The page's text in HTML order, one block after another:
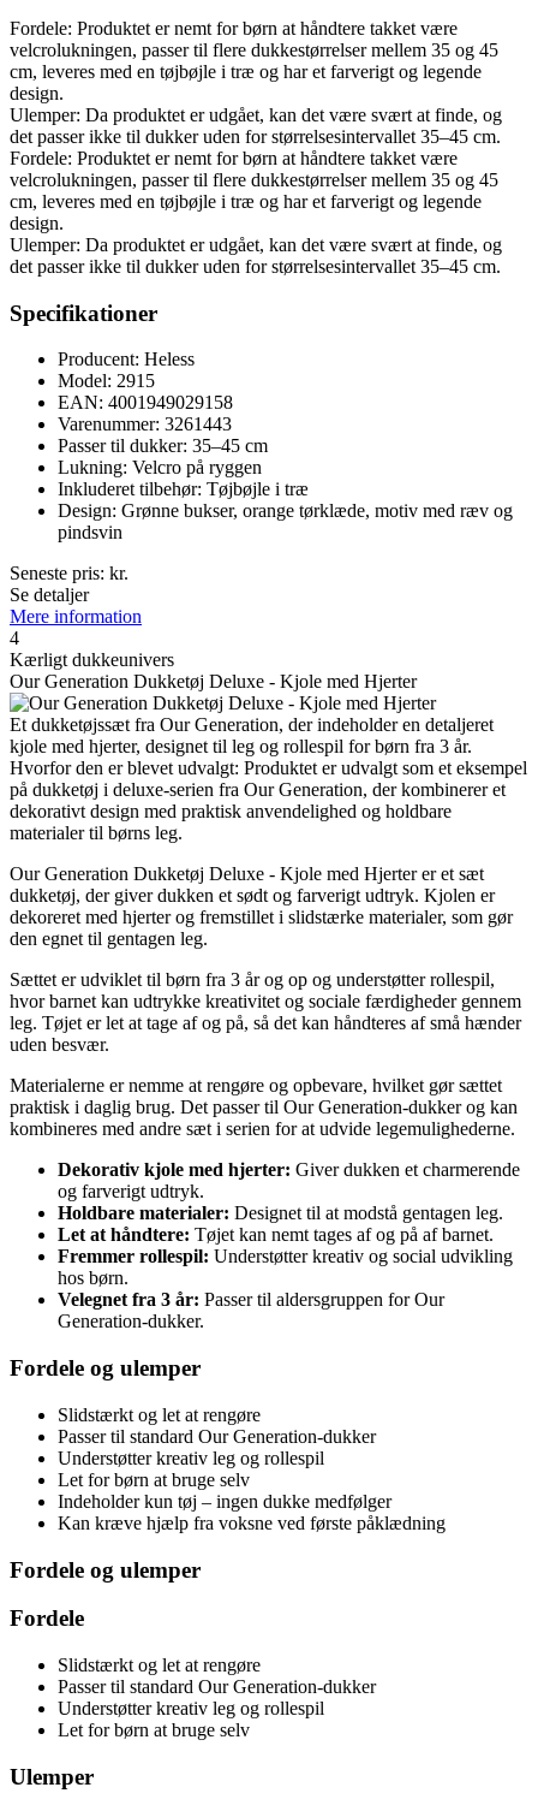
Fordele: Produktet er nemt for børn at håndtere takket være
velcrolukningen, passer til flere dukkestørrelser mellem 35 og 45
cm, leveres med en tøjbøjle i træ og har et farverigt og legende
design.
Ulemper: Da produktet er udgået, kan det være svært at finde, og
det passer ikke til dukker uden for størrelsesintervallet 35–45 cm.
Fordele: Produktet er nemt for børn at håndtere takket være
velcrolukningen, passer til flere dukkestørrelser mellem 35 og 45
cm, leveres med en tøjbøjle i træ og har et farverigt og legende
design.
Ulemper: Da produktet er udgået, kan det være svært at finde, og
det passer ikke til dukker uden for størrelsesintervallet 35–45 cm.
Specifikationer
Producent: Heless
Model: 2915
EAN: 4001949029158
Varenummer: 3261443
Passer til dukker: 35–45 cm
Lukning: Velcro på ryggen
Inkluderet tilbehør: Tøjbøjle i træ
Design: Grønne bukser, orange tørklæde, motiv med ræv og
pindsvin
Seneste pris: kr.
Se detaljer
Mere information
4
Kærligt dukkeunivers
Our Generation Dukketøj Deluxe - Kjole med Hjerter
Et dukketøjssæt fra Our Generation, der indeholder en detaljeret
kjole med hjerter, designet til leg og rollespil for børn fra 3 år.
Hvorfor den er blevet udvalgt: Produktet er udvalgt som et eksempel
på dukketøj i deluxe-serien fra Our Generation, der kombinerer et
dekorativt design med praktisk anvendelighed og holdbare
materialer til børns leg.
Our Generation Dukketøj Deluxe - Kjole med Hjerter er et sæt
dukketøj, der giver dukken et sødt og farverigt udtryk. Kjolen er
dekoreret med hjerter og fremstillet i slidstærke materialer, som gør
den egnet til gentagen leg.
Sættet er udviklet til børn fra 3 år og op og understøtter rollespil,
hvor barnet kan udtrykke kreativitet og sociale færdigheder gennem
leg. Tøjet er let at tage af og på, så det kan håndteres af små hænder
uden besvær.
Materialerne er nemme at rengøre og opbevare, hvilket gør sættet
praktisk i daglig brug. Det passer til Our Generation-dukker og kan
kombineres med andre sæt i serien for at udvide legemulighederne.
Dekorativ kjole med hjerter: Giver dukken et charmerende
og farverigt udtryk.
Holdbare materialer: Designet til at modstå gentagen leg.
Let at håndtere: Tøjet kan nemt tages af og på af barnet.
Fremmer rollespil: Understøtter kreativ og social udvikling
hos børn.
Velegnet fra 3 år: Passer til aldersgruppen for Our
Generation-dukker.
Fordele og ulemper
Slidstærkt og let at rengøre
Passer til standard Our Generation-dukker
Understøtter kreativ leg og rollespil
Let for børn at bruge selv
Indeholder kun tøj – ingen dukke medfølger
Kan kræve hjælp fra voksne ved første påklædning
Fordele og ulemper
Fordele
Slidstærkt og let at rengøre
Passer til standard Our Generation-dukker
Understøtter kreativ leg og rollespil
Let for børn at bruge selv
Ulemper